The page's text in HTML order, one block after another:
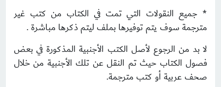
* جميع النقولات التي تمت في الكتاب من كتب غير
مترجمة سوف يتم توفيرها بملف ليتم ذكرها مباشرة .
لا بد من الرجوع لأصل الكتب الأجنبية المذكورة في بعض
فصول الكتاب حيث تم النقل عن تلك الأجنبية من خلال
صحف عربية أو كتب مترجمة.